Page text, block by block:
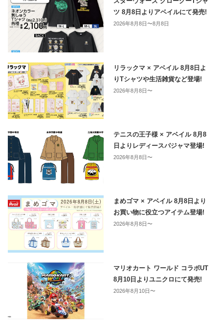
ツ 8月8日よりアベイルにて発売!
2026年8月8日〜8月8日
リラックマ × アベイル 8月8日よ
りTシャツや生活雑貨など登場!
2026年8月8日〜
テニスの王子様 × アベイル 8月8
日よりレディースパジャマ登場!
2026年8月8日〜
まめゴマ × アベイル 8月8日より
お買い物に役立つアイテム登場!
2026年8月8日〜
マリオカート ワールド コラボUT
8月10日よりユニクロにて発売!
2026年8月10日〜